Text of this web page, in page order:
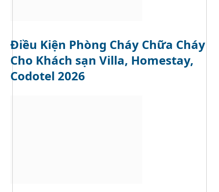
Điều Kiện Phòng Cháy Chữa Cháy
Cho Khách sạn Villa, Homestay,
Codotel 2026